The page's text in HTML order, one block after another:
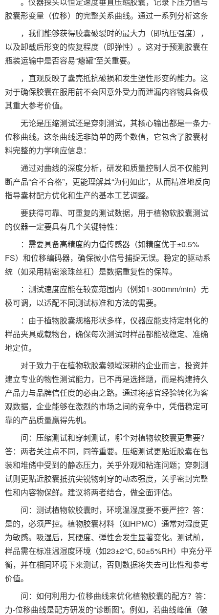
胶囊形变量（位移）的完整关系曲线。通过一系列分析这条
，我们能够获得胶囊破裂时的最大力（即抗压强度），
以及卸载后形变的恢复程度（即弹性）。这对于预测胶囊在
瓶装运输中是否容易“瘪罐”至关重要。
，直观反映了囊壳抵抗破损和发生塑性形变的能力。这
对于确保胶囊在服用前不会因意外受力而泄漏内容物具备极
其重大参考价值。
无论是压缩测试还是穿刺测试，其核心输出都是一条力-
位移曲线。这条曲线远非简单的两个数值，它包含了胶囊材
料完整的力学响应信息：
通过对曲线的深度分析，研发和质量控制人员不仅能判
断产品“合不合格”，更能理解其“为何如此”，从而精准地反向
指导囊材配方优化和生产的基本工艺调整。
要获得可靠、可重复的测试数据，用于植物软胶囊测试
的仪器一定要具有几个关键特性：
：需要具备高精度的力值传感器（如精度优于±0.5%
FS）和位移编码器，确保微小信号捕捉无误。稳定的驱动系
统（如采用精密滚珠丝杠）是数据重复性的保障。
：测试速度应能在较宽范围内（例如1-300mm/min）无
极可调，以适配不同测试标准和方法的需要。
：由于植物胶囊规格形状多样，仪器应能支持定制化的
样品夹具或载物台，确保每次测试时样品都能被稳定、准确
地定位。
对于致力于在植物软胶囊领域深耕的企业而言，投资并
建立专业的物性测试能力，已不再是选择题，而是构建持久
产品力与品牌信任度的必由之路。通过将感官经验转化为客
观数据，企业能够在激烈的市场之间的竞争中，凭借稳定可
靠的产品质量赢得先机。
问：压缩测试和穿刺测试，哪个对植物软胶囊更重要？
答：两者关注点不同，同等重要。压缩测试更贴近胶囊在包
装和堆储中受到的静态压力，关乎外观和粘连问题；穿刺测
试则更贴近胶囊抵抗尖锐物刺穿的动态强度，关乎密封完整
性和内容物保鲜。建议将两者结合，做全面评估。
问：测试植物软胶囊时，环境温湿度要不要严控？答：
是的，必须严控。植物胶囊材料（如HPMC）通常对湿度更
为敏感。吸湿后，其硬度、弹性会发生显著变化。测试前，
样品需在标准温湿度环境（如23±2°C, 50±5%RH）中充分平
衡，并在相同环境下来测试，否则数据将失去可比性和参考
价值。
问：如何利用力-位移曲线来优化植物胶囊的配方？答：
力-位移曲线是配方研发的“诊断图”。例如，若曲线峰值（破